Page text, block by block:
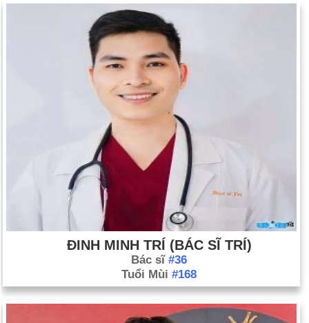
ĐINH MINH TRÍ (BÁC SĨ TRÍ)
Bác sĩ #36
Tuổi Mùi #168